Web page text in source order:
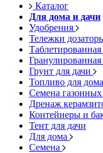
Каталог
Для дома и дачи
Удобрения
Тележки
Таблетированная
Гранулированная
Грунт для дачи
Топливо для дома
Семена газонных
Дренаж
Контейнеры и
Тент для дачи
Для дома
Семена